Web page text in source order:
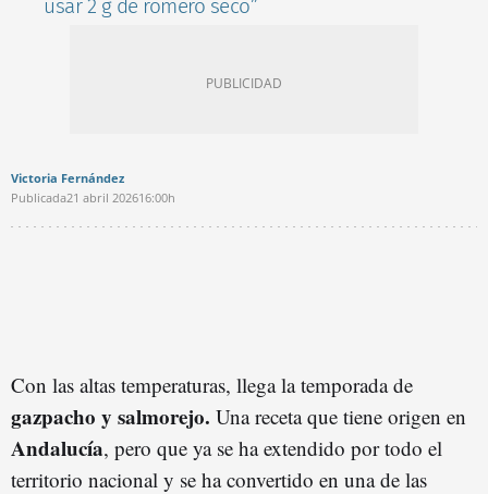
usar 2 g de romero seco”
Victoria Fernández
Publicada21 abril 202616:00h
Con las altas temperaturas, llega la temporada de
gazpacho y salmorejo. Una receta que tiene origen en
Andalucía, pero que ya se ha extendido por todo el
territorio nacional y se ha convertido en una de las